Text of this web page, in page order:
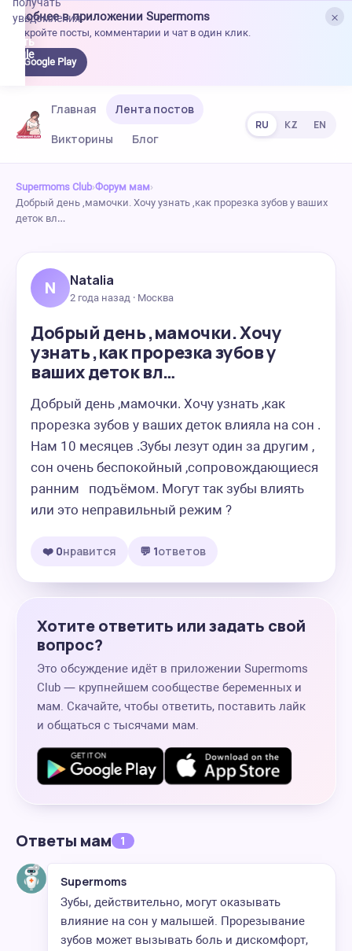
×
Удобнее в приложении Supermoms
Откройте посты, комментарии и чат в один клик.
Google Play
уведомления.
Главная
Лента постов
Викторины
Блог
RU KZ EN
Supermoms Club›Форум мам›
Добрый день ,мамочки. Хочу узнать ,как прорезка зубов у ваших
деток вл…
N Natalia
2 года назад · Москва
Добрый день ,мамочки. Хочу
узнать ,как прорезка зубов у
ваших деток вл…
Добрый день ,мамочки. Хочу узнать ,как
прорезка зубов у ваших деток влияла на сон .
Нам 10 месяцев .Зубы лезут один за другим ,
сон очень беспокойный ,сопровождающиеся
ранним   подъёмом. Могут так зубы влиять
или это неправильный режим ?
❤️ 0нравится 💬 1ответов
Хотите ответить или задать свой
вопрос?
Это обсуждение идёт в приложении Supermoms
Club — крупнейшем сообществе беременных и
мам. Скачайте, чтобы ответить, поставить лайк
и общаться с тысячами мам.
Ответы мам 1
Supermoms
Зубы, действительно, могут оказывать
влияние на сон у малышей. Прорезывание
зубов может вызывать боль и дискомфорт,